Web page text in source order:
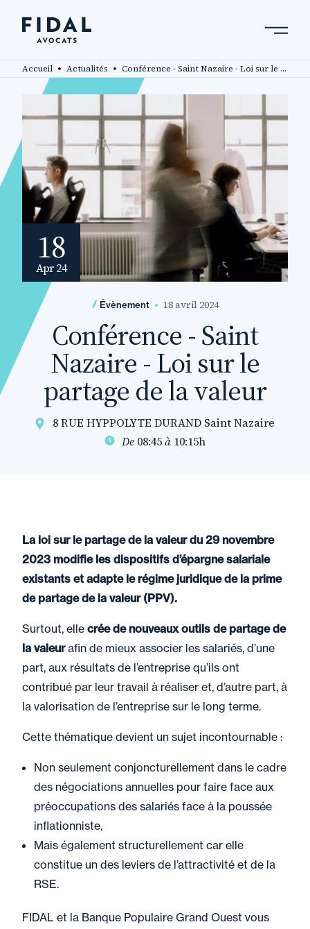
contenu
principal
Accueil Actualités Conférence - Saint Nazaire - Loi sur le partage de la valeur
18
Apr 24
Évènement 18 avril 2024
Conférence - Saint
Nazaire - Loi sur le
partage de la valeur
8 RUE HYPPOLYTE DURAND Saint Nazaire
De 08:45à 10:15h
La loi sur le partage de la valeur du 29 novembre
2023 modifie les dispositifs d’épargne salariale
existants et adapte le régime juridique de la prime
de partage de la valeur (PPV).
Surtout, elle crée de nouveaux outils de partage de
la valeurafin de mieux associer les salariés, d’une
part, aux résultats de l’entreprise qu’ils ont
contribué par leur travail à réaliser et, d’autre part, à
la valorisation de l’entreprise sur le long terme.
Cette thématique devient un sujet incontournable :
Non seulement conjoncturellement dans le cadre
des négociations annuelles pour faire face aux
préoccupations des salariés face à la poussée
inflationniste,
Mais également structurellement car elle
constitue un des leviers de l’attractivité et de la
RSE.
FIDAL et la Banque Populaire Grand Ouest vous